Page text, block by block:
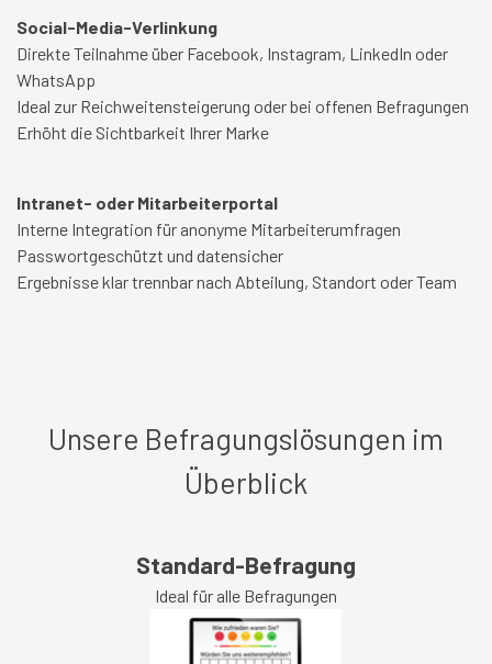
Social-Media-Verlinkung
Direkte Teilnahme über Facebook, Instagram, LinkedIn oder
WhatsApp
Ideal zur Reichweitensteigerung oder bei offenen Befragungen
Erhöht die Sichtbarkeit Ihrer Marke
Intranet- oder Mitarbeiterportal
Interne Integration für anonyme Mitarbeiterumfragen
Passwortgeschützt und datensicher
Ergebnisse klar trennbar nach Abteilung, Standort oder Team
Unsere Befragungslösungen im
Überblick
Standard-Befragung
Ideal für alle Befragungen